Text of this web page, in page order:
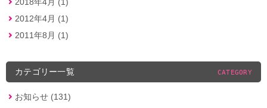
2012年4月 (1)
2011年8月 (1)
カテゴリー一覧 CATEGORY
お知らせ (131)